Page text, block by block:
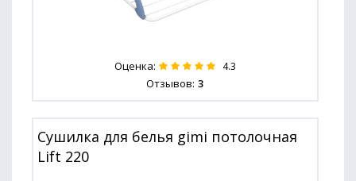
Оценка: 4.3
Отзывов: 3
Сушилка для белья gimi потолочная
Lift 220